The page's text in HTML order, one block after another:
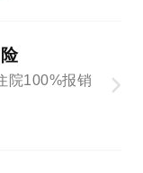
院100%报销